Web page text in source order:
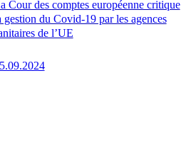
Cour des comptes européenne critique
gestion du Covid-19 par les agences
de l’UE